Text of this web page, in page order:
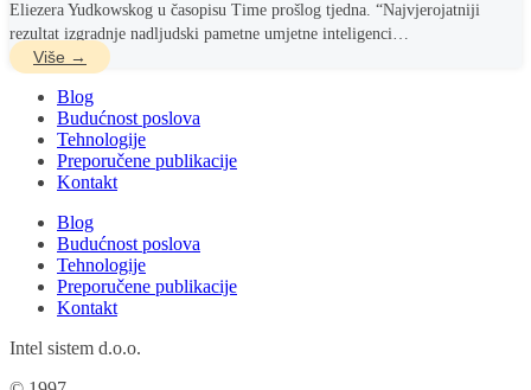
Eliezera Yudkowskog u časopisu Time prošlog tjedna. “Najvjerojatniji
rezultat izgradnje nadljudski pametne umjetne inteligenci…
Više →
Blog
Budućnost poslova
Tehnologije
Preporučene publikacije
Kontakt
Blog
Budućnost poslova
Tehnologije
Preporučene publikacije
Kontakt
Intel sistem d.o.o.